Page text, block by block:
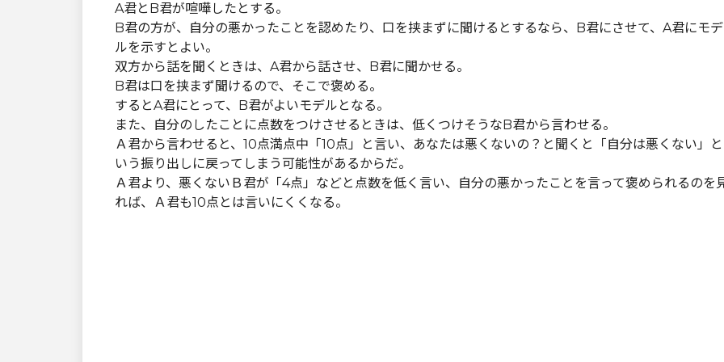
A君とB君が喧嘩したとする。
B君の方が、自分の悪かったことを認めたり、口を挟まずに聞けるとするなら、B君にさせて、A君にモデ
ルを示すとよい。
双方から話を聞くときは、A君から話させ、B君に聞かせる。
B君は口を挟まず聞けるので、そこで褒める。
するとA君にとって、B君がよいモデルとなる。
また、自分のしたことに点数をつけさせるときは、低くつけそうなB君から言わせる。
Ａ君から言わせると、10点満点中「10点」と言い、あなたは悪くないの？と聞くと「自分は悪くない」と
いう振り出しに戻ってしまう可能性があるからだ。
Ａ君より、悪くないＢ君が「4点」などと点数を低く言い、自分の悪かったことを言って褒められるのを
れば、Ａ君も10点とは言いにくくなる。